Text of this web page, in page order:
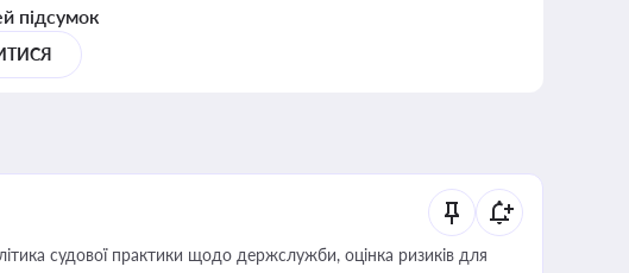
підсумок
судової практики щодо держслужби, оцінка ризиків для